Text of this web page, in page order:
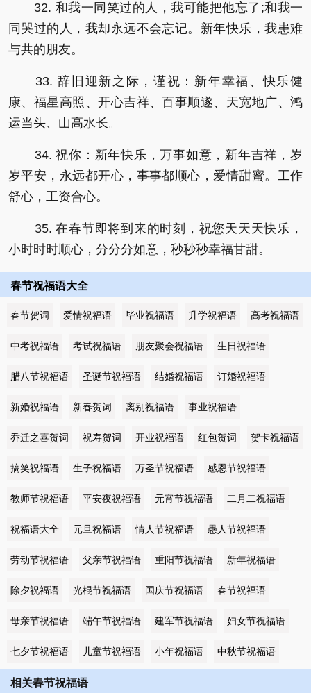
32. 和我一同笑过的人，我可能把他忘了;和我一
同哭过的人，我却永远不会忘记。新年快乐，我患难
与共的朋友。
33. 辞旧迎新之际，谨祝：新年幸福、快乐健
康、福星高照、开心吉祥、百事顺遂、天宽地广、鸿
运当头、山高水长。
34. 祝你：新年快乐，万事如意，新年吉祥，岁
岁平安，永远都开心，事事都顺心，爱情甜蜜。工作
舒心，工资合心。
35. 在春节即将到来的时刻，祝您天天天快乐，
小时时时顺心，分分分如意，秒秒秒幸福甘甜。
春节祝福语大全
春节贺词 爱情祝福语 毕业祝福语 升学祝福语 高考祝福语
中考祝福语 考试祝福语 朋友聚会祝福语 生日祝福语
腊八节祝福语 圣诞节祝福语 结婚祝福语 订婚祝福语
新婚祝福语 新春贺词 离别祝福语 事业祝福语
乔迁之喜贺词 祝寿贺词 开业祝福语 红包贺词 贺卡祝福语
搞笑祝福语 生子祝福语 万圣节祝福语 感恩节祝福语
教师节祝福语 平安夜祝福语 元宵节祝福语 二月二祝福语
祝福语大全 元旦祝福语 情人节祝福语 愚人节祝福语
劳动节祝福语 父亲节祝福语 重阳节祝福语 新年祝福语
除夕祝福语 光棍节祝福语 国庆节祝福语 春节祝福语
母亲节祝福语 端午节祝福语 建军节祝福语 妇女节祝福语
七夕节祝福语 儿童节祝福语 小年祝福语 中秋节祝福语
相关春节祝福语